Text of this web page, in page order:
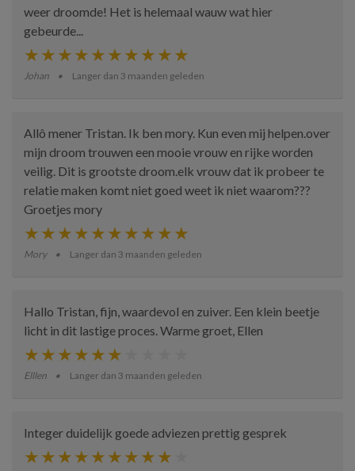
weer droomde! Het is helemaal wauw wat hier
gebeurde...
Johan Langer dan 3 maanden geleden
Allô mener Tristan. Ik ben mory. Kun even mij helpen.over
mijn droom trouwen een mooie vrouw en rijke worden
veilig. Dit is grootste droom.elk vrouw dat ik probeer te
relatie maken komt niet goed weet ik niet waarom???
Groetjes mory
Mory Langer dan 3 maanden geleden
Hallo Tristan, fijn, waardevol en zuiver. Een klein beetje
licht in dit lastige proces. Warme groet, Ellen
Elllen Langer dan 3 maanden geleden
Integer duidelijk goede adviezen prettig gesprek